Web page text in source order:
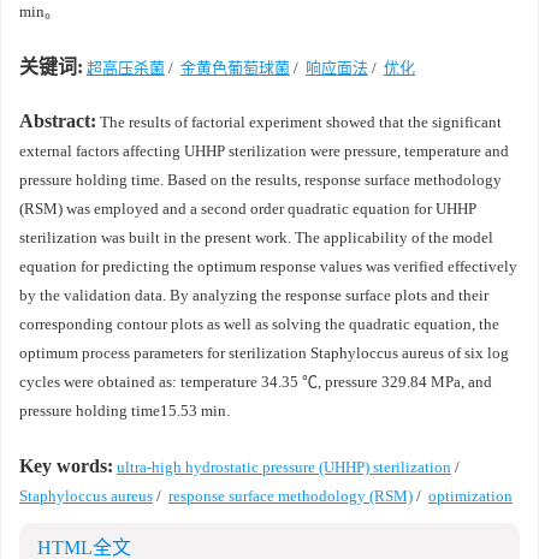
min。
关键词: 超高压杀菌 / 金黄色葡萄球菌 / 响应面法 / 优化
Abstract: The results of factorial experiment showed that the significant
external factors affecting UHHP sterilization were pressure, temperature and
pressure holding time. Based on the results, response surface methodology
(RSM) was employed and a second order quadratic equation for UHHP
sterilization was built in the present work. The applicability of the model
equation for predicting the optimum response values was verified effectively
by the validation data. By analyzing the response surface plots and their
corresponding contour plots as well as solving the quadratic equation, the
optimum process parameters for sterilization Staphyloccus aureus of six log
cycles were obtained as: temperature 34.35 ℃, pressure 329.84 MPa, and
pressure holding time15.53 min.
Key words: ultra-high hydrostatic pressure (UHHP) sterilization /
Staphyloccus aureus / response surface methodology (RSM) / optimization
HTML全文